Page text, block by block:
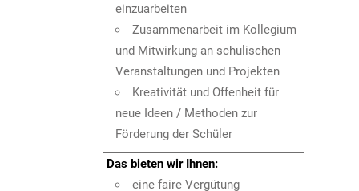
einzuarbeiten
Zusammenarbeit im Kollegium
und Mitwirkung an schulischen
Veranstaltungen und Projekten
Kreativität und Offenheit für
neue Ideen / Methoden zur
Förderung der Schüler
Das bieten wir Ihnen:
eine faire Vergütung